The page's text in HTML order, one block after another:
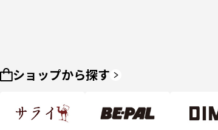
ショップから探す